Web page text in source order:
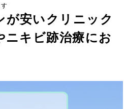
が安いクリニック
ニキビ跡治療にお